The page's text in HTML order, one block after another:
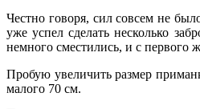
Честно говоря, сил совсем не
уже успел сделать несколько
немного сместились, и с первого
Пробую увеличить размер
малого 70 см.